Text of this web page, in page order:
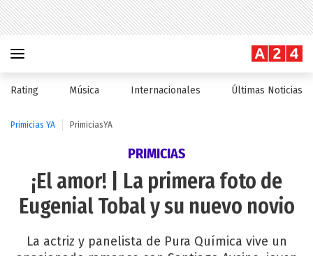
Rating Música Internacionales Últimas Noticias
Primicias YA PrimiciasYA
PRIMICIAS
¡El amor! | La primera foto de
Eugenial Tobal y su nuevo novio
La actriz y panelista de Pura Química vive un